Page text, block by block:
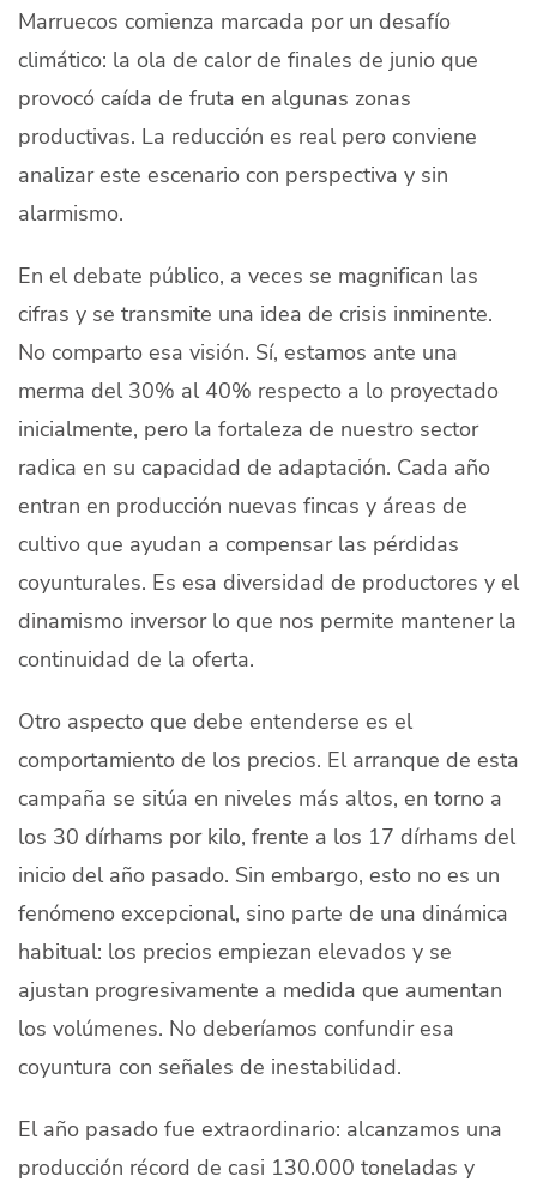
Quiénes Somos
Mercados
Contacto
modo claro Español
Marruecos comienza marcada por un desafío
climático: la ola de calor de finales de junio que
provocó caída de fruta en algunas zonas
productivas. La reducción es real pero conviene
analizar este escenario con perspectiva y sin
alarmismo.
En el debate público, a veces se magnifican las
cifras y se transmite una idea de crisis inminente.
No comparto esa visión. Sí, estamos ante una
merma del 30% al 40% respecto a lo proyectado
inicialmente, pero la fortaleza de nuestro sector
radica en su capacidad de adaptación. Cada año
entran en producción nuevas fincas y áreas de
cultivo que ayudan a compensar las pérdidas
coyunturales. Es esa diversidad de productores y el
dinamismo inversor lo que nos permite mantener la
continuidad de la oferta.
Otro aspecto que debe entenderse es el
comportamiento de los precios. El arranque de esta
campaña se sitúa en niveles más altos, en torno a
los 30 dírhams por kilo, frente a los 17 dírhams del
inicio del año pasado. Sin embargo, esto no es un
fenómeno excepcional, sino parte de una dinámica
habitual: los precios empiezan elevados y se
ajustan progresivamente a medida que aumentan
los volúmenes. No deberíamos confundir esa
coyuntura con señales de inestabilidad.
El año pasado fue extraordinario: alcanzamos una
producción récord de casi 130.000 toneladas y